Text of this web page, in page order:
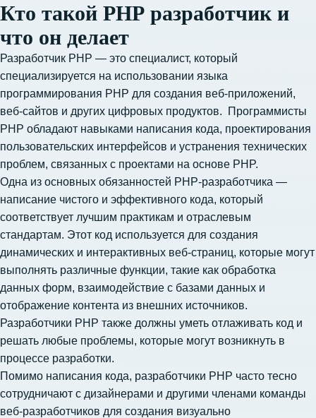
Кто такой РНР разработчик и
что он делает
Разработчик PHP — это специалист, который
специализируется на использовании языка
программирования PHP для создания веб-приложений,
веб-сайтов и других цифровых продуктов. Программисты
PHP обладают навыками написания кода, проектирования
пользовательских интерфейсов и устранения технических
проблем, связанных с проектами на основе PHP.
Одна из основных обязанностей PHP-разработчика —
написание чистого и эффективного кода, который
соответствует лучшим практикам и отраслевым
стандартам. Этот код используется для создания
динамических и интерактивных веб-страниц, которые могут
выполнять различные функции, такие как обработка
данных форм, взаимодействие с базами данных и
отображение контента из внешних источников.
Разработчики PHP также должны уметь отлаживать код и
решать любые проблемы, которые могут возникнуть в
процессе разработки.
Помимо написания кода, разработчики PHP часто тесно
сотрудничают с дизайнерами и другими членами команды
веб-разработчиков для создания визуально